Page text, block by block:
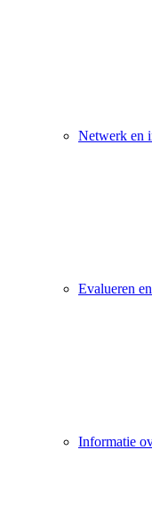
Netwerk en
Evalueren
Informatie